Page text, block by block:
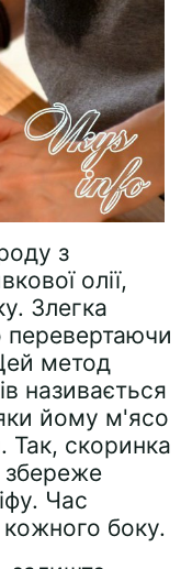
з
олії,
Злегка
перевертаючи
метод
називається
йому м'ясо
Так, скоринка
збереже
Час
боку.